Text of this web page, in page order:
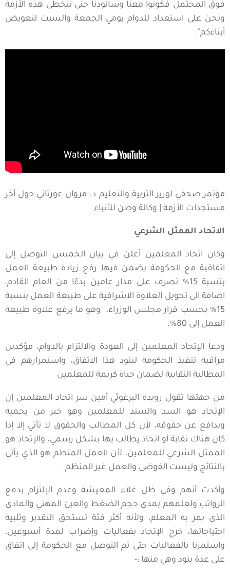
فوق المحتمل فكونوا معنا وسانودنا حتى نتخطى هذه الأزمة
ونحن على استعداد للدوام يومي الجمعة والسبت لتعويض
أبناءكم”.
مؤتمر صحفي لوزير التربية والتعليم د. مروان عورتاني حول آخر
مستجدات الأزمة | وكالة وطن للأنباء
الاتحاد الممثل الشرعي
وكان اتحاد المعلمين أعلن في بيان الخميس التوصل إلى
اتفاقية مع الحكومة يضمن فيها رفع زيادة طبيعة العمل
بنسبة 15% تصرف على مدار عامين بدءًا من العام القادم،
اضافة الى تحويل العلاوة الاشرافية على طبيعة العمل بنسبة
15% بحسب قرار مجلس الوزراء، وهو ما يرفع علاوة طبيعة
العمل إلى 80%.
ودعا الإتحاد المعلمين إلى العودة والالتزام بالدوام، مؤكدين
مراقبة تنفيذ الحكومة لبنود هذا الاتفاق، واستمرارهم في
المطالبة النقابية لضمان حياة كريمة للمعلمين
من جهتها تقول رويدة البرغوثي أمين سر اتحاد المعلمين إن
الإتحاد هو السد والسند للمعلمين وهو خير من يحميه
ويدافع عن حقوقه، لأن كل المطالب والحقوق لا تأتي إلا إذا
كان هناك نقابة أو اتحاد يطالب بها بشكل رسمي، والإتحاد هو
الممثل الشرعي للمعلمين، لأن العمل المنظم هو الذي يأتي
بالنتائج وليست الفوضى والعمل غير المنظم.
وأكدت أنهم وفي ظل غلاء المعيشة وعدم الإلتزام بدفع
الرواتب ولعلمهم بمدى حجم الضغط والعبئ المهني والمادي
الذي يمر به المعلم، ولأنه أكثر فئة تستحق التقدير وتلبية
احتياجاتها، خرج الإتحاد بفعاليات وإضراب لمدة أسبوعين،
واستمرنا بالفعاليات حتى تم التوصل مع الحكومة إلى اتفاق
على عدة بنود وهي منها :-